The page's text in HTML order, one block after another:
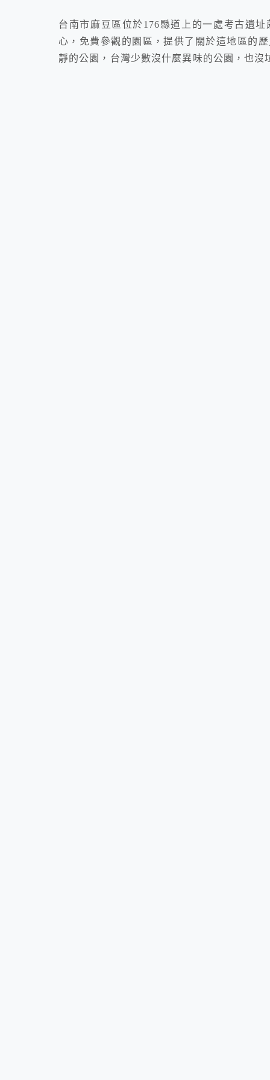
台南市麻豆區位於176縣道上的一處考古遺
心，免費參觀的園區，提供了關於這地區的
靜的公園，台灣少數沒什麼異味的公園，也